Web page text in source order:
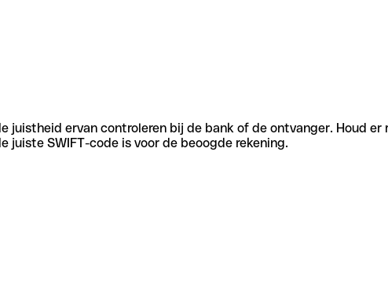
juistheid ervan controleren bij de bank of de ontvanger. Houd
SWIFT-code is voor de beoogde rekening.